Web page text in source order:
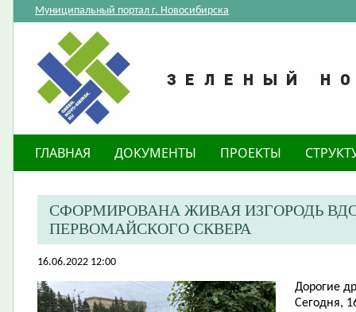
Муниципальный портал г. Новосибирска
ГЛАВНАЯ ДОКУМЕНТЫ ПРОЕКТЫ
СФОРМИРОВАНА ЖИВАЯ ИЗГОРОДЬ
ПЕРВОМАЙСКОГО СКВЕРА
16.06.2022 12:00
Дорогие
Сегодня,